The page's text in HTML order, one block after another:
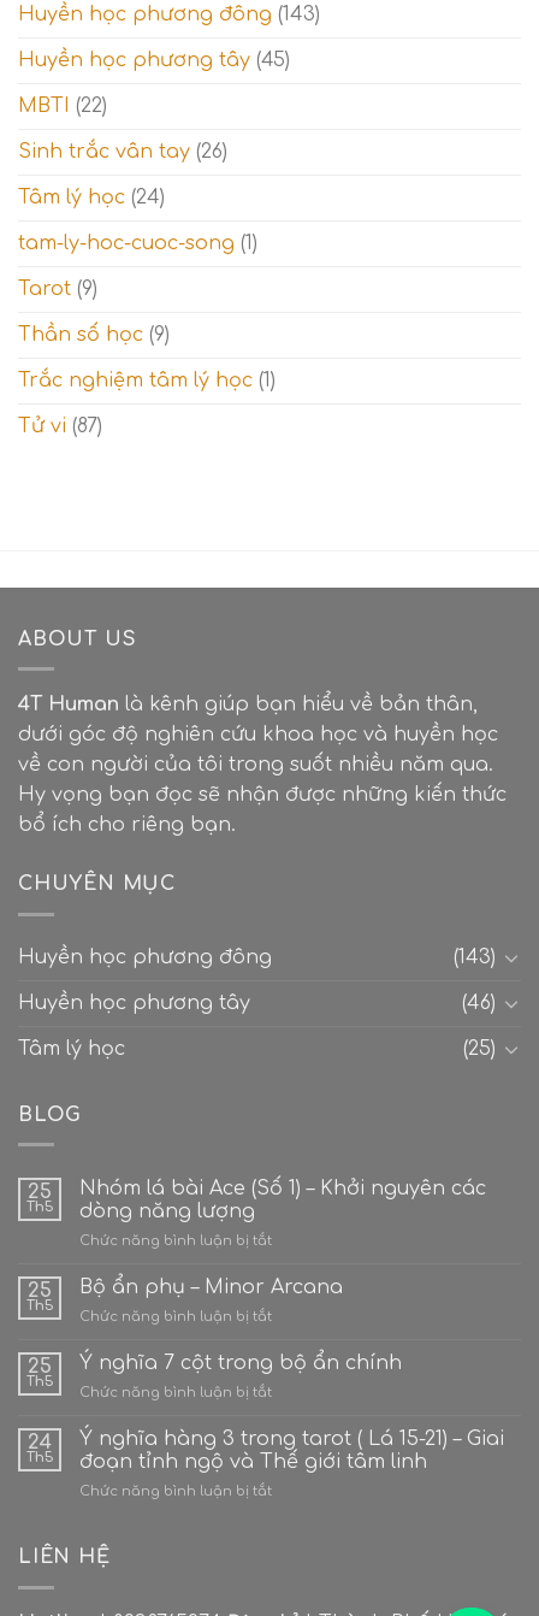
Thế
giới
tinh
thần
Huyền học phương đông (143)
Huyền học phương tây (45)
MBTI (22)
Sinh trắc vân tay (26)
Tâm lý học (24)
tam-ly-hoc-cuoc-song (1)
Tarot (9)
Thần số học (9)
Trắc nghiệm tâm lý học (1)
Tử vi (87)
ABOUT US
4T Human là kênh giúp bạn hiểu về bản thân,
dưới góc độ nghiên cứu khoa học và huyền học
về con người của tôi trong suốt nhiều năm qua.
Hy vọng bạn đọc sẽ nhận được những kiến thức
bổ ích cho riêng bạn.
CHUYÊN MỤC
Huyền học phương đông (143)
Huyền học phương tây (46)
Tâm lý học (25)
BLOG
25
Th5
Nhóm lá bài Ace (Số 1) – Khởi nguyên các
dòng năng lượng
Chức năng bình luận bị tắtở
lá
Ace
1)
các
dòng
năng
25
Th5
Bộ ẩn phụ – Minor Arcana
Chức năng bình luận bị tắtở
ẩn
phụ
–
Arcana
25
Th5
Ý nghĩa 7 cột trong bộ ẩn chính
Chức năng bình luận bị tắtở
nghĩa
7
trong
24
Th5
Ý nghĩa hàng 3 trong tarot ( Lá 15-21) – Giai
đoạn tỉnh ngộ và Thế giới tâm linh
Chức năng bình luận bị tắtở
LIÊN HỆ